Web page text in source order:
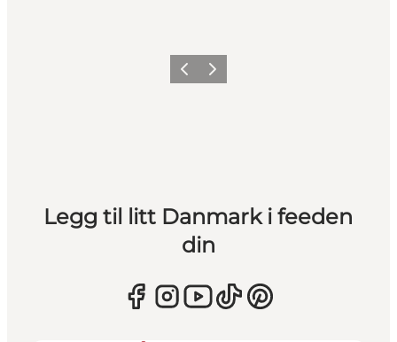
ForrigeNeste
Legg til litt Danmark i feeden
din